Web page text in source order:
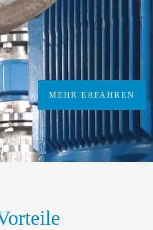
Wartung und Reparatur an
maschinentechnischen
Einrichtungen von Klaerwerken
MEHR ERFAHREN